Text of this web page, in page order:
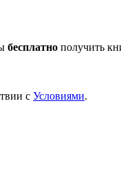
бесплатно получить
с Условиями.